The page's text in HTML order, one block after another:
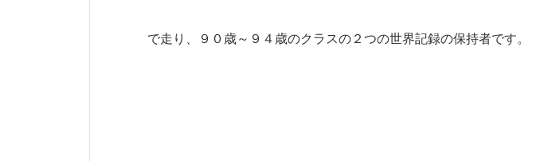
で走り、９０歳～９４歳のクラスの２つの世界記録の保持者です。